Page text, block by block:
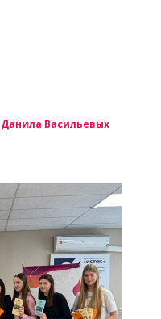
Данила Васильевых